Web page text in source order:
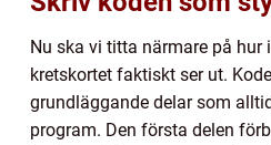
Nu ska vi titta närmare på hur
kretskortet faktiskt ser ut.
grundläggande delar som
program. Den första delen